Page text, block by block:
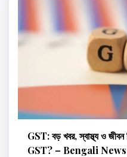
GST: বড় খবর, স্বাস্থ্য ও জীবন
GST? – Bengali